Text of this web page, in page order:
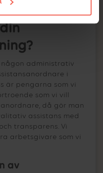
någon administrativ
i
är pengarna som vi
som vi vill
då gör man
assistans med
transparens. Vi
arbetsgivare som vi
av